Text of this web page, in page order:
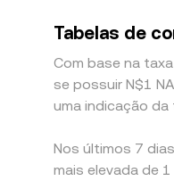
Tabelas de
Com base na
se possuir N$1
uma indicação
Nos últimos 7
mais elevada de